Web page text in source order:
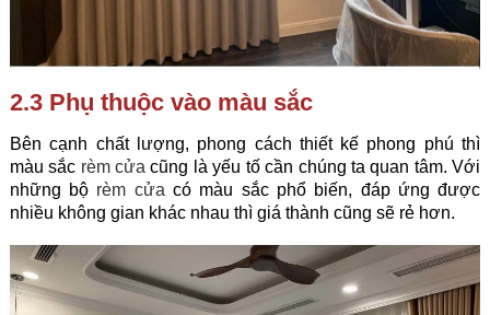
2.3 Phụ thuộc vào màu sắc
Bên cạnh chất lượng, phong cách thiết kế phong phú thì
màu sắc rèm cửa cũng là yếu tố cần chúng ta quan tâm. Với
những bộ rèm cửa có màu sắc phổ biến, đáp ứng được
nhiều không gian khác nhau thì giá thành cũng sẽ rẻ hơn.